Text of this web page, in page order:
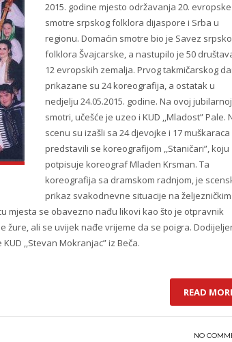
2015. godine mjesto održavanja 20. evropske
smotre srpskog folklora dijaspore i Srba u
regionu. Domaćin smotre bio je Savez
folklora Švajcarske, a nastupilo je 50
12 evropskih zemalja. Prvog takmičarskog
prikazane su 24 koreografija, a ostatak u
nedjelju 24.05.2015. godine. Na ovoj jubilarnoj
smotri, učešće je uzeo i KUD ,,Mladost” Pale.
scenu su izašli sa 24 djevojke i 17 muškaraca
predstavili se koreografijom ,,Staničari”, koju
potpisuje koreograf Mladen Krsman. Ta
koreografija sa dramskom radnjom, je
prikaz svakodnevne situacije na željezničkim
mjesta se obavezno nađu likovi kao što je otpravnik
žure, ali se uvijek nađe vrijeme da se poigra.
,,Stevan Mokranjac” iz Beča.
READ
NO